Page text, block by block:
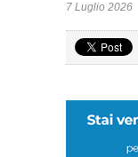
7 Luglio 2026